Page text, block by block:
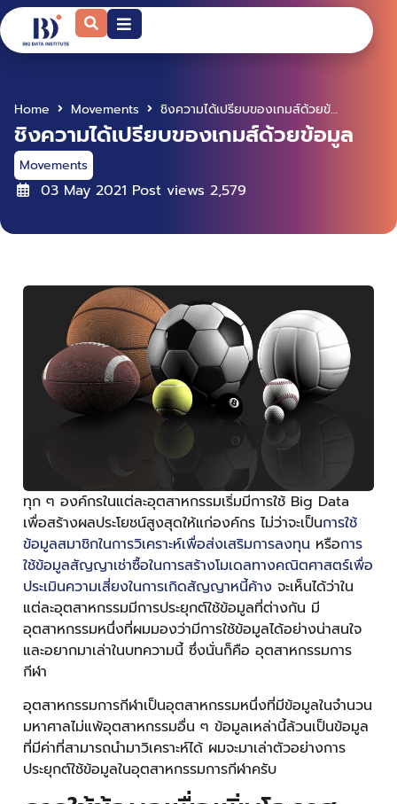
Home Movements ชิงความได้เปรียบของเกมส์ด้วยข้อมูล
ชิงความได้เปรียบของเกมส์ด้วยข้อมูล
Movements
03 May 2021 Post views 2,579
ทุก ๆ องค์กรในแต่ละอุตสาหกรรมเริ่มมีการใช้ Big Data
เพื่อสร้างผลประโยชน์สูงสุดให้แก่องค์กร ไม่ว่าจะเป็นการใช้
ข้อมูลสมาชิกในการวิเคราะห์เพื่อส่งเสริมการลงทุน หรือการ
ใช้ข้อมูลสัญญาเช่าซื้อในการสร้างโมเดลทางคณิตศาสตร์เพื่อ
ประเมินความเสี่ยงในการเกิดสัญญาหนี้ค้าง จะเห็นได้ว่าใน
แต่ละอุตสาหกรรมมีการประยุกต์ใช้ข้อมูลที่ต่างกัน มี
อุตสาหกรรมหนึ่งที่ผมมองว่ามีการใช้ข้อมูลได้อย่างน่าสนใจ
และอยากมาเล่าในบทความนี้ ซึ่งนั่นก็คือ อุตสาหกรรมการ
กีฬา
อุตสาหกรรมการกีฬาเป็นอุตสาหกรรมหนึ่งที่มีข้อมูลในจำนวน
มหาศาลไม่แพ้อุตสาหกรรมอื่น ๆ ข้อมูลเหล่านี้ล้วนเป็นข้อมูล
ที่มีค่าที่สามารถนำมาวิเคราะห์ได้ ผมจะมาเล่าตัวอย่างการ
ประยุกต์ใช้ข้อมูลในอุตสาหกรรมการกีฬาครับ